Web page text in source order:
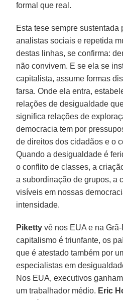
formal que real.
Esta tese sempre sustentada
analistas sociais e repetida
destas linhas, se confirma:
não convivem. E se ela se
capitalista, assume formas
farsa. Onde ela entra,
relações de desigualdade
significa relações de
democracia tem por
de direitos dos cidadãos e o
Quando a desigualdade é
o conflito de classes, a
a subordinação de grupos, a
visíveis em nossas
intensidade.
Piketty vê nos EUA e na
capitalismo é triunfante, os
que é atestado também por
especialistas em
Nos EUA, executivos
um trabalhador médio. Eric